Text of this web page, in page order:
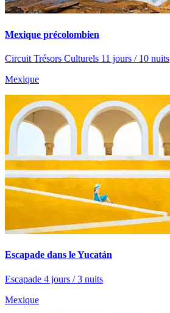
Mexique précolombien
Circuit Trésors Culturels 11 jours / 10 nuits
Mexique
Escapade dans le Yucatán
Escapade 4 jours / 3 nuits
Mexique